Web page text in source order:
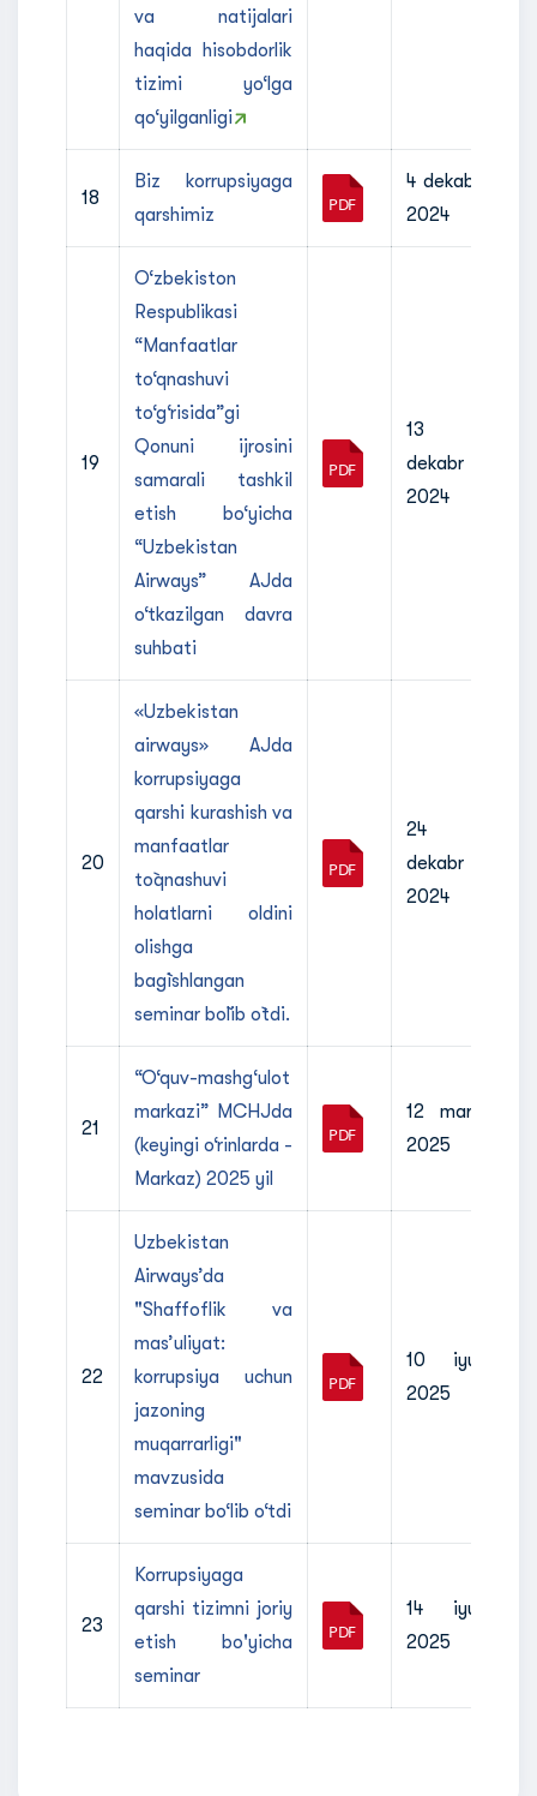
va natijalari
haqida hisobdorlik
tizimi yo‘lga
qo‘yilganligi
18
Biz korrupsiyaga
qarshimiz
4 dekabr
2024
19
O‘zbekiston
Respublikasi
“Manfaatlar
to‘qnashuvi
to‘g‘risida”gi
Qonuni ijrosini
samarali tashkil
etish bo‘yicha
“Uzbekistan
Airways” AJda
o‘tkazilgan davra
suhbati
13
dekabr
2024
20
«Uzbekistan
airways» AJda
korrupsiyaga
qarshi kurashish va
manfaatlar
to`qnashuvi
holatlarni oldini
olishga
bag`ishlangan
seminar bo`lib o`tdi.
24
dekabr
2024
21
“O‘quv-mashg‘ulot
markazi” MCHJda
(keyingi o‘rinlarda -
Markaz) 2025 yil
12 mart
2025
22
Uzbekistan
Airways’da
"Shaffoflik va
mas’uliyat:
korrupsiya uchun
jazoning
muqarrarligi"
mavzusida
seminar bo‘lib o‘tdi
10 iyul
2025
23
Korrupsiyaga
qarshi tizimni joriy
etish bo'yicha
seminar
14 iyul
2025